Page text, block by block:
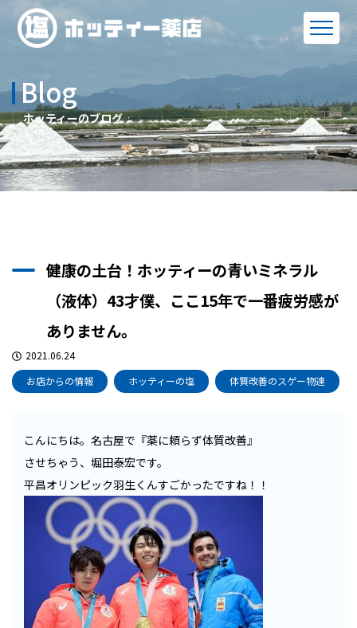
Blog
ホッティーのブログ
健康の土台！ホッティーの青いミネラル
（液体）43才僕、ここ15年で一番疲労感が
ありません。
2021.06.24
お店からの情報
ホッティーの塩 体質改善のスゲー物達
こんにちは。名古屋で『薬に頼らず体質改善』
させちゃう、堀田泰宏です。
平昌オリンピック羽生くんすごかったですね！！